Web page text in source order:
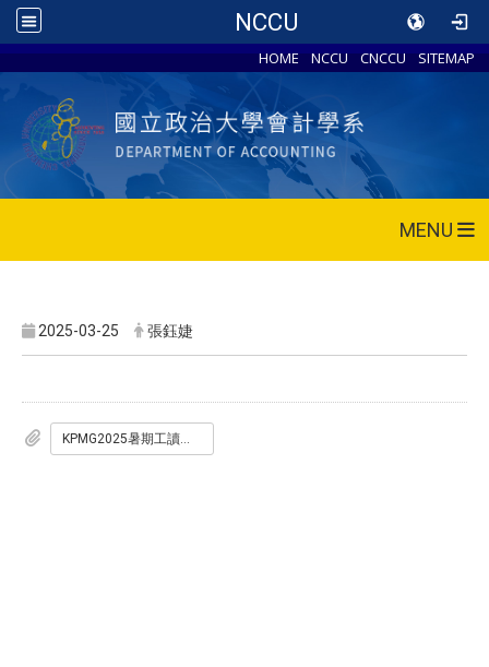
NCCU
HOME NCCU CNCCU SITEMAP
MENU
2025-03-25 張鈺婕
KPMG2025暑期工讀計劃.pdf